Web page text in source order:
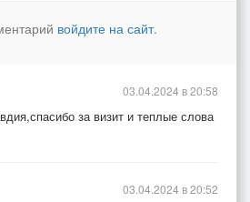
войдите на сайт.
за визит и теплые слова
03.04.2024 в 20:58
03.04.2024 в 20:52